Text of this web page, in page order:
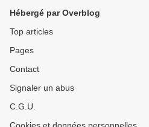
Hébergé par Overblog
Top articles
Pages
Contact
Signaler un abus
C.G.U.